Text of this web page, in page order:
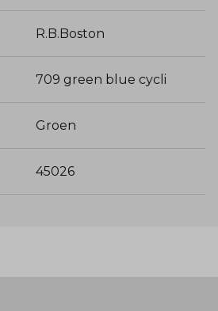
R.B.Boston
709 green blue cycli
Groen
45026